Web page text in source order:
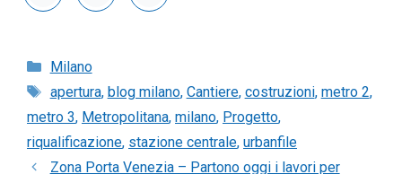
Categorie
Milano
Tag
apertura, blog milano, Cantiere, costruzioni, metro 2,
metro 3, Metropolitana, milano, Progetto,
riqualificazione, stazione centrale, urbanfile
Zona Porta Venezia – Partono oggi i lavori per